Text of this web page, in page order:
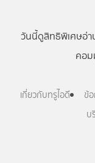
วันนี้ดูสิทธิพิเศษอ่า
คอ
เกี่ยวกับทรูไอดี ข้
บ